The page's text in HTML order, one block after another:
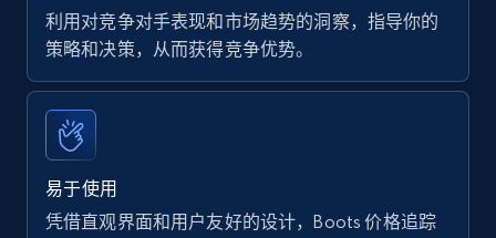
利用对竞争对手表现和市场趋势的洞察，指导你的
策略和决策，从而获得竞争优势。
易于使用
凭借直观界面和用户友好的设计，Boots 价格追踪